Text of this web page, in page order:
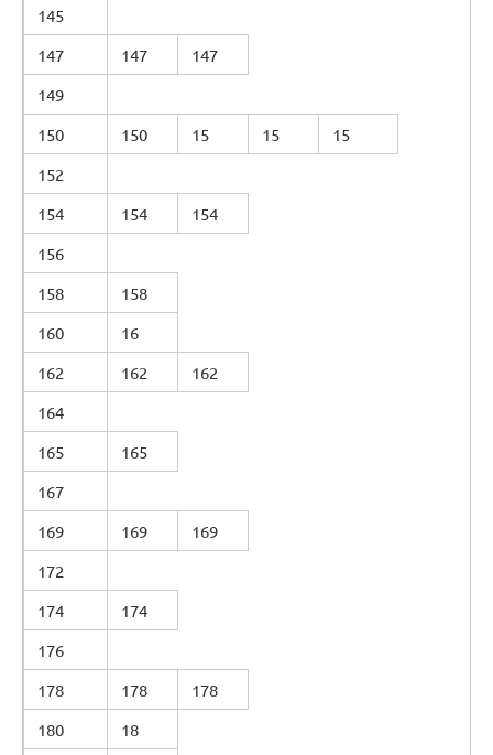
145
147
147
147
149
150
150 15 15
15
152
154
154
154
156
158
158
160
16
162
162
162
164
165
165
167
169
169
169
172
174
174
176
178
178
178
180
18